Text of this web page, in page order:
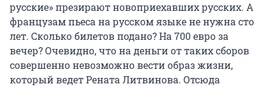
русские» презирают новоприехавших русских. А
французам пьеса на русском языке не нужна сто
лет. Сколько билетов подано? На 700 евро за
вечер? Очевидно, что на деньги от таких сборов
совершенно невозможно вести образ жизни,
который ведет Рената Литвинова. Отсюда